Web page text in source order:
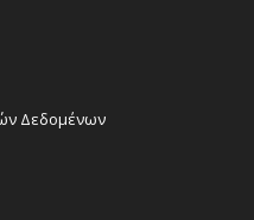
Δεδομένων